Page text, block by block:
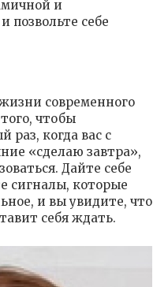
и
позвольте себе
современного
чтобы
раз, когда вас с
«сделаю завтра»,
Дайте себе
сигналы, которые
и вы увидите, что
себя ждать.